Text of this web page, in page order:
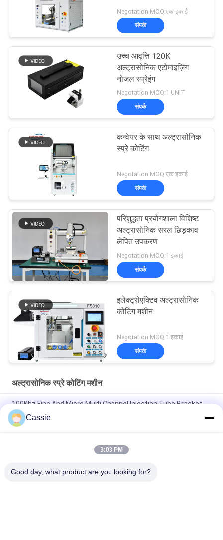
Negotation MOQ:एक इकाई
संपर्क
उच्च आवृत्ति 120K
अल्ट्रासोनिक एटोमाइज़िंग
नोजल स्प्रेइंग
Negotation MOQ:1 UNIT
संपर्क
कन्वेयर के साथ अल्ट्रासोनिक
स्प्रे कोटिंग
Negotation MOQ:एक इकाई
संपर्क
परिशुद्धता प्रयोगशाला विशिष्ट
अल्ट्रासोनिक सरल छिड़काव
लेपित उपकरण
Negotation MOQ:1 इकाई
संपर्क
इलेक्ट्रोएक्टिव अल्ट्रासोनिक
कोटिंग मशीन
Negotation MOQ:1 इकाई
संपर्क
अल्ट्रासोनिक स्प्रे कोटिंग मशीन
100Khz Fine And Micro Multi Channel Injection Tube Bracket
Ultrasonic Nozzle
सीरंज के लिए उत्पादन लाइन रक्त संग्रह वाहिकाओं के लिए अल्ट्रासोनिक स्प्रे कोटिंग
Cassie
3:03 PM
Good day, what product are you looking for?